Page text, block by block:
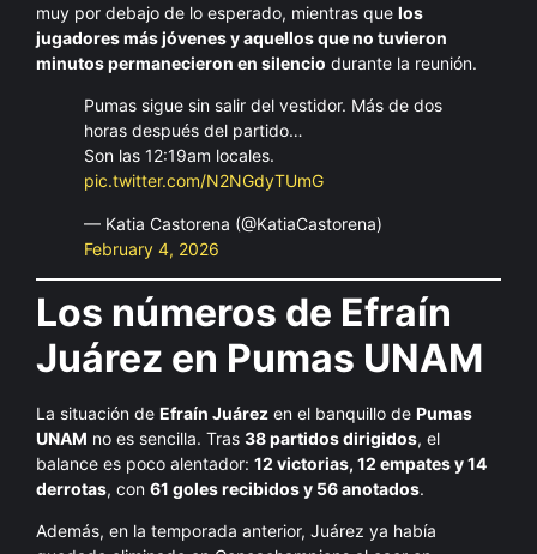
muy por debajo de lo esperado, mientras que los
jugadores más jóvenes y aquellos que no tuvieron
minutos permanecieron en silencio durante la reunión.
Pumas sigue sin salir del vestidor. Más de dos
horas después del partido…
Son las 12:19am locales.
pic.twitter.com/N2NGdyTUmG
— Katia Castorena (@KatiaCastorena)
February 4, 2026
Los números de Efraín
Juárez en Pumas UNAM
La situación de Efraín Juárez en el banquillo de Pumas
UNAM no es sencilla. Tras 38 partidos dirigidos, el
balance es poco alentador: 12 victorias, 12 empates y 14
derrotas, con 61 goles recibidos y 56 anotados.
Además, en la temporada anterior, Juárez ya había